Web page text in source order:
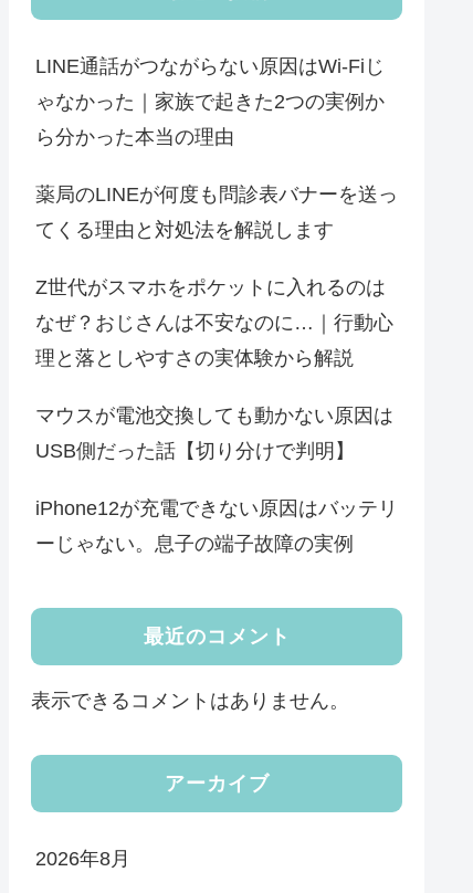
LINE通話がつながらない原因はWi‑Fiじ
ゃなかった｜家族で起きた2つの実例か
ら分かった本当の理由
薬局のLINEが何度も問診表バナーを送っ
てくる理由と対処法を解説します
Z世代がスマホをポケットに入れるのは
なぜ？おじさんは不安なのに…｜行動心
理と落としやすさの実体験から解説
マウスが電池交換しても動かない原因は
USB側だった話【切り分けで判明】
iPhone12が充電できない原因はバッテリ
ーじゃない。息子の端子故障の実例
最近のコメント
表示できるコメントはありません。
アーカイブ
2026年8月